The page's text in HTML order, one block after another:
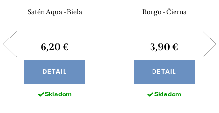
Satén Aqua - Biela
6,20 €
DETAIL
Skladom
Rongo - Čierna
3,90 €
DETAIL
Skladom